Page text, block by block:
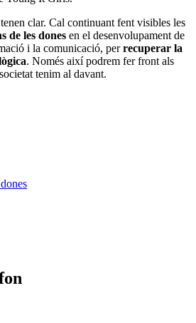
clar. Cal continuant fent visibles les
de les dones en el desenvolupament de
i la comunicació, perrecuperar la
. Només així podrem fer front als
tenim al davant.